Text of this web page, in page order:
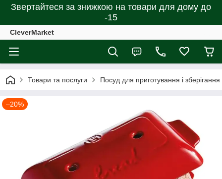
Звертайтеся за знижкою на товари для дому до
-15
CleverMarket
Товари та послуги Посуд для приготування і зберігання
–20%